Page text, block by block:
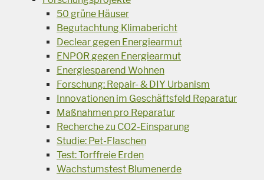
50 grüne Häuser
Begutachtung Klimabericht
Declear gegen Energiearmut
ENPOR gegen Energiearmut
Energiesparend Wohnen
Forschung: Repair- & DIY Urbanism
Innovationen im Geschäftsfeld Reparatur
Maßnahmen pro Reparatur
Recherche zu CO2-Einsparung
Studie: Pet-Flaschen
Test: Torffreie Erden
Wachstumstest Blumenerde